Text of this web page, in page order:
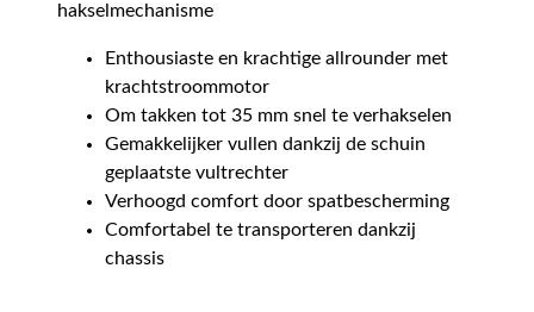
hakselmechanisme
Enthousiaste en krachtige allrounder met
krachtstroommotor
Om takken tot 35 mm snel te verhakselen
Gemakkelijker vullen dankzij de schuin
geplaatste vultrechter
Verhoogd comfort door spatbescherming
Comfortabel te transporteren dankzij
chassis